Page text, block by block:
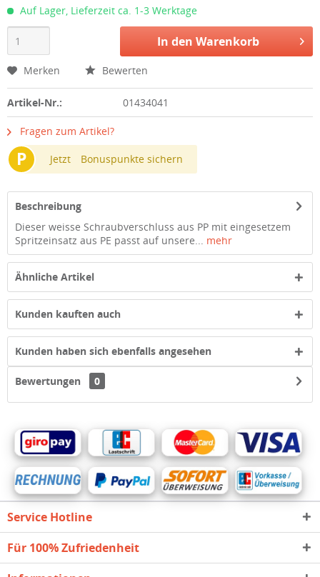
Auf Lager, Lieferzeit ca. 1-3 Werktage
In den Warenkorb
Merken Bewerten
Artikel-Nr.: 01434041
Fragen zum Artikel?
P Jetzt Bonuspunkte sichern
Beschreibung
Dieser weisse Schraubverschluss aus PP mit eingesetzem
Spritzeinsatz aus PE passt auf unsere... mehr
Ähnliche Artikel
Kunden kauften auch
Kunden haben sich ebenfalls angesehen
Bewertungen 0
Service Hotline
Für 100% Zufriedenheit